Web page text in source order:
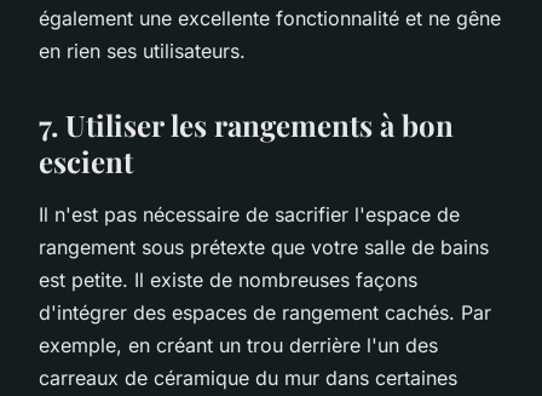
également une excellente fonctionnalité et ne gêne
en rien ses utilisateurs.
7. Utiliser les rangements à bon
escient
Il n'est pas nécessaire de sacrifier l'espace de
rangement sous prétexte que votre salle de bains
est petite. Il existe de nombreuses façons
d'intégrer des espaces de rangement cachés. Par
exemple, en créant un trou derrière l'un des
carreaux de céramique du mur dans certaines